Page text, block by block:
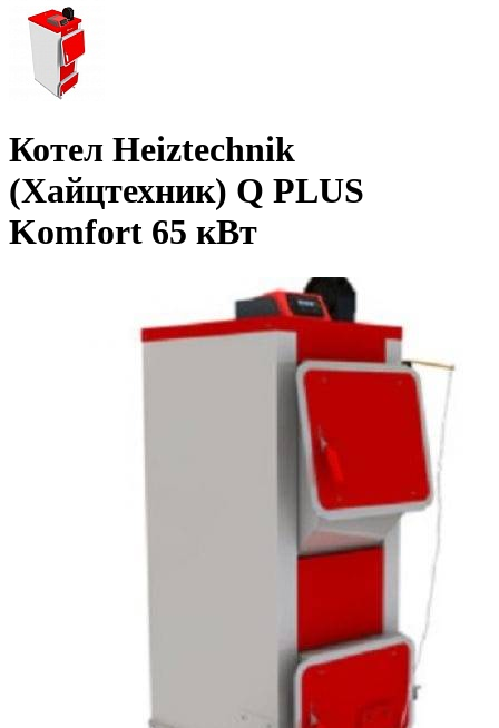
Котел Heiztechnik
(Хайцтехник) Q PLUS
Komfort 65 кВт